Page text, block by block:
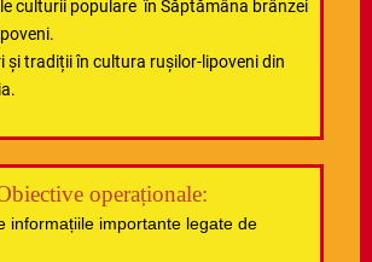
culturii populare în Săptămâna brânzei
și tradiții în cultura rușilor-lipoveni din
operaționale:
informațiile importante legate de